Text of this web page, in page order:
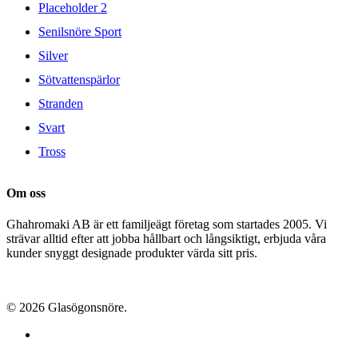
Placeholder 2
Senilsnöre Sport
Silver
Sötvattenspärlor
Stranden
Svart
Tross
Om oss
Ghahromaki AB är ett familjeägt företag som startades 2005. Vi
strävar alltid efter att jobba hållbart och långsiktigt, erbjuda våra
kunder snyggt designade produkter värda sitt pris.
© 2026 Glasögonsnöre.